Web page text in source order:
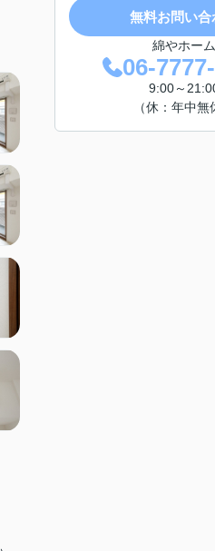
無料お問い合
綿やホーム
06-
9:00～
（休：年中無